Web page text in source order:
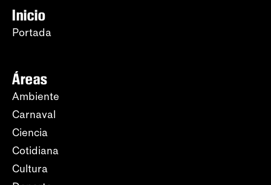
Inicio
Portada
Áreas
Ambiente
Carnaval
Ciencia
Cotidiana
Cultura